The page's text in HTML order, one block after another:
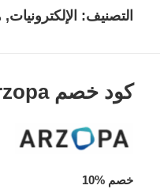
التصنيف:
كود خصم Arzopa – خصم 10%
خصم %10